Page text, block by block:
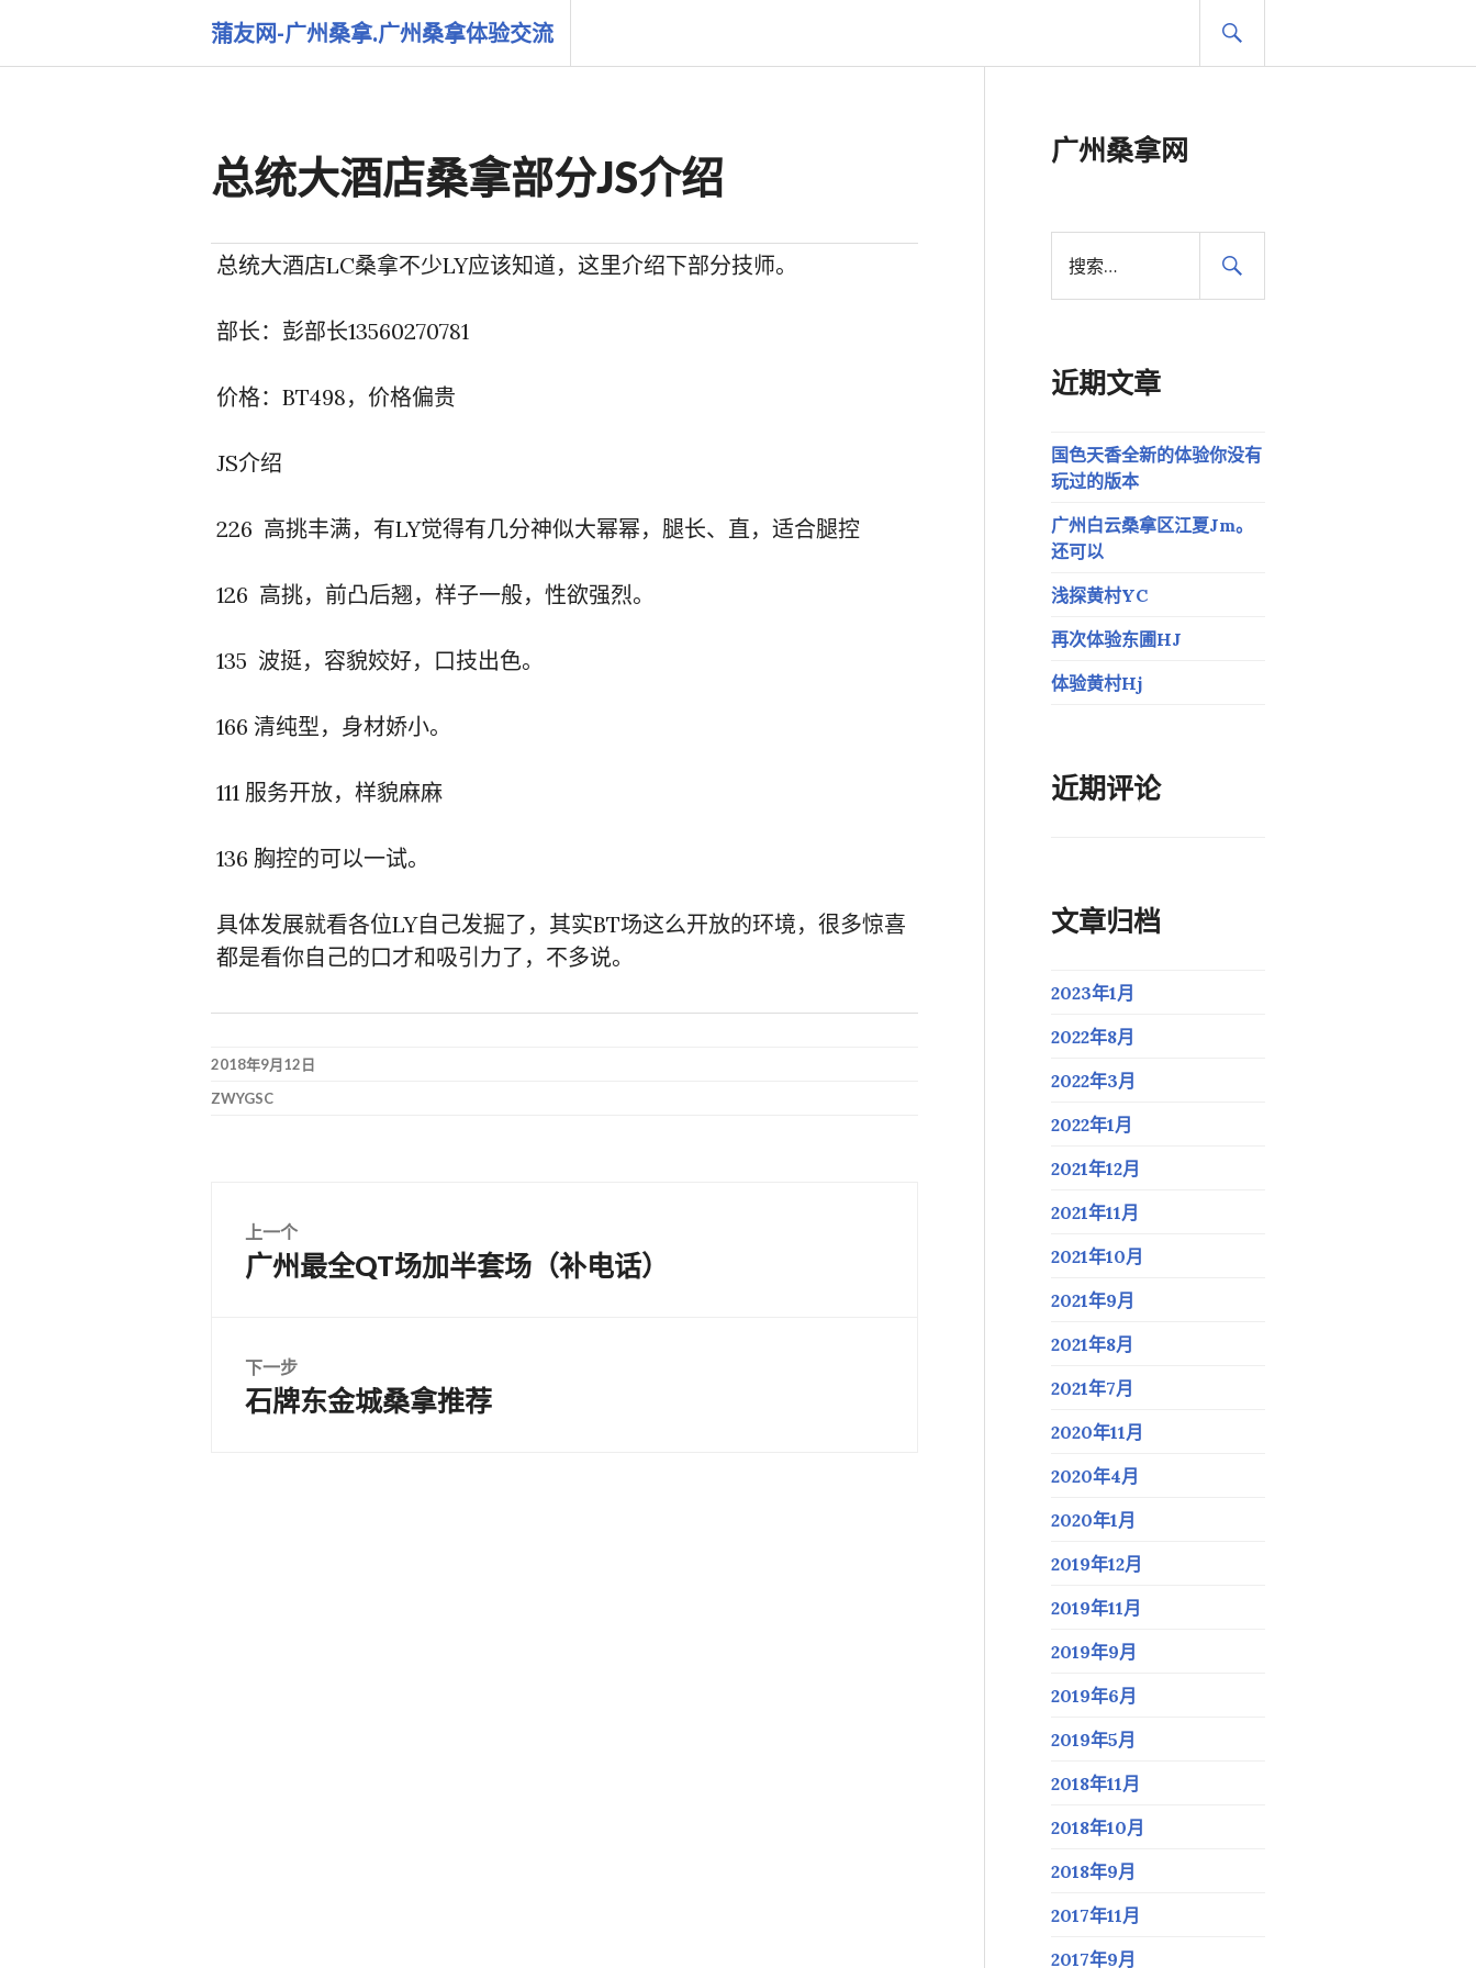
蒲友网-广州桑拿.广州桑拿体验交流
总统大酒店桑拿部分JS介绍
总统大酒店LC桑拿不少LY应该知道，这里介绍下部分技师。
部长：彭部长13560270781
价格：BT498，价格偏贵
JS介绍
226 高挑丰满，有LY觉得有几分神似大幂幂，腿长、直，适合腿控
126 高挑，前凸后翘，样子一般，性欲强烈。
135 波挺，容貌姣好，口技出色。
166 清纯型，身材娇小。
111 服务开放，样貌麻麻
136 胸控的可以一试。
具体发展就看各位LY自己发掘了，其实BT场这么开放的环境，很多惊喜
都是看你自己的口才和吸引力了，不多说。
2018年9月12日
ZWYGSC
文
章
导
航
上一个
上
章：
广州最全QT场加半套场（补电话）
下一步
下
石牌东金城桑拿推荐
广州桑拿网
：
近期文章
国色天香全新的体验你没有
玩过的版本
广州白云桑拿区江夏Jm。
还可以
浅探黄村YC
再次体验东圃HJ
体验黄村Hj
近期评论
文章归档
2023年1月
2022年8月
2022年3月
2022年1月
2021年12月
2021年11月
2021年10月
2021年9月
2021年8月
2021年7月
2020年11月
2020年4月
2020年1月
2019年12月
2019年11月
2019年9月
2019年6月
2019年5月
2018年11月
2018年10月
2018年9月
2017年11月
2017年9月